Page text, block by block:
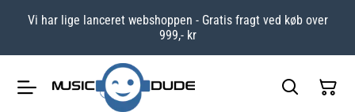
Vi har lige lanceret webshoppen - Gratis fragt ved køb over
999,- kr